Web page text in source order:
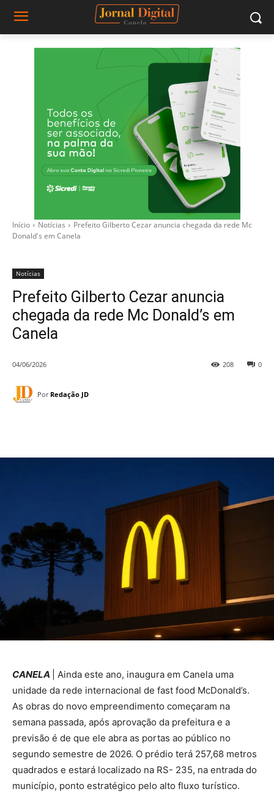
Início Notícias
Prefeito Gilberto Cezar anuncia chegada da rede Mc
Donald's em Canela
Notícias
Prefeito Gilberto Cezar anuncia
chegada da rede Mc Donald’s em
Canela
04/06/2026 0
208
Por Redação JD
CANELA
| Ainda este ano, inaugura em Canela uma
unidade da rede internacional de fast food McDonald’s.
As obras do novo empreendimento começaram na
semana passada, após aprovação da prefeitura e a
previsão é de que ele abra as portas ao público no
segundo semestre de 2026. O prédio terá 257,68 metros
quadrados e estará localizado na RS- 235, na entrada do
município, ponto estratégico pelo alto fluxo turístico.